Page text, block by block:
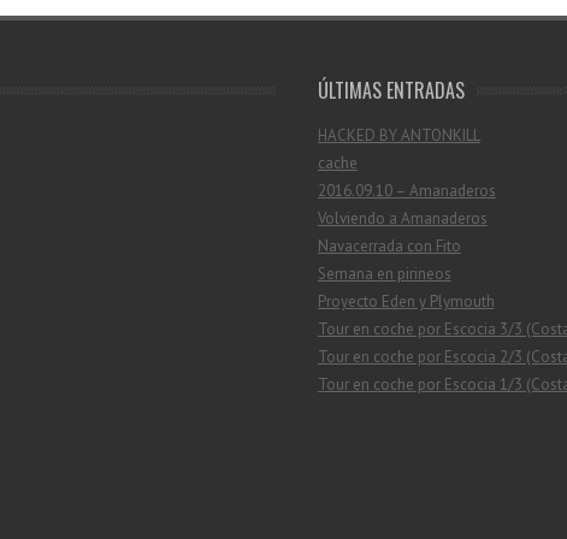
ÚLTIMAS ENTRADAS
HACKED BY ANTONKILL
cache
2016.09.10 – Amanaderos
Volviendo a Amanaderos
Navacerrada con Fito
Semana en pirineos
Proyecto Eden y Plymouth
Tour en coche por Escocia 3/3
Tour en coche por Escocia 2/3
Tour en coche por Escocia 1/3